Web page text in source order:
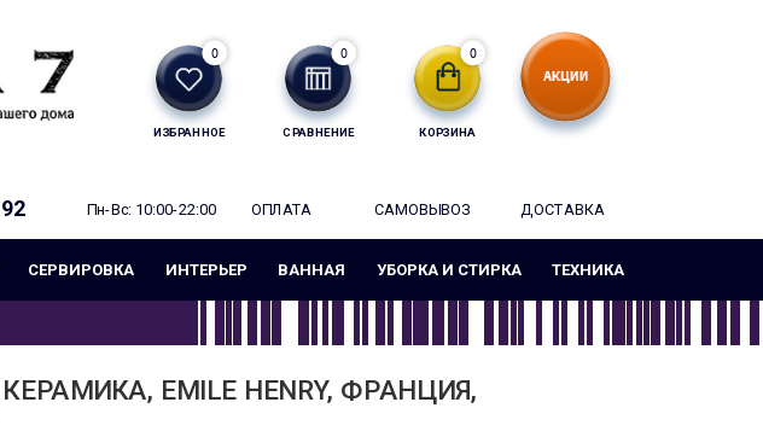
ИЗБРАННОЕ
0
СРАВНЕНИЕ
0
КОРЗИНА
0
Пн-Вс: 10:00-22:00 ОПЛАТА САМОВЫВОЗ ДОСТАВКА
СЕРВИРОВКА ИНТЕРЬЕР ВАННАЯ УБОРКА И СТИРКА ТЕХНИКА
EMILE HENRY, ФРАНЦИЯ,